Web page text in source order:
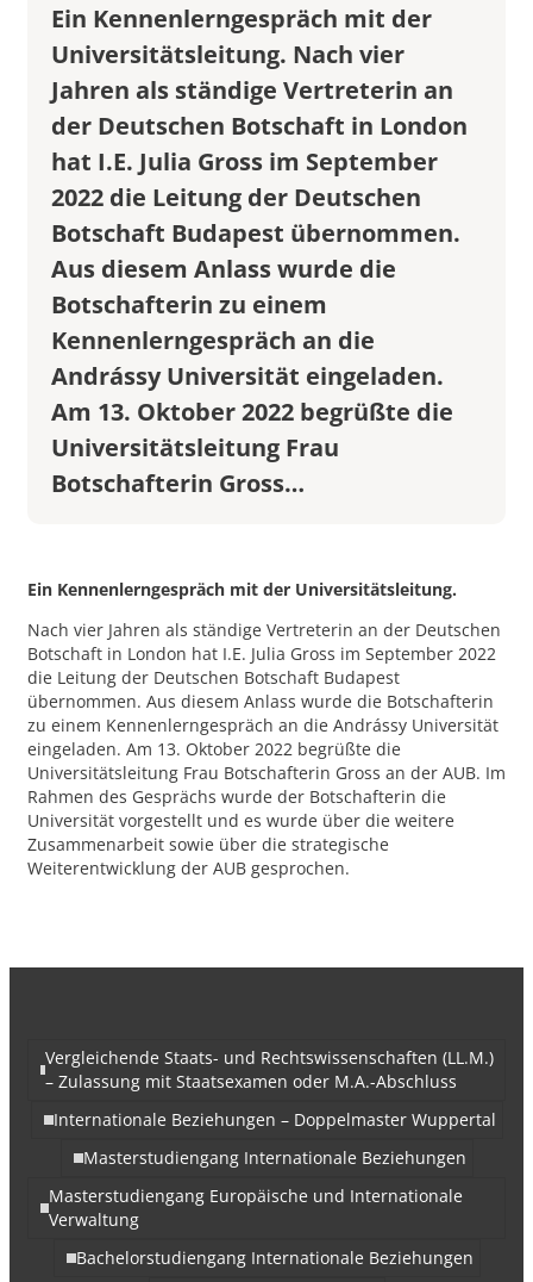
Ein Kennenlerngespräch mit der
Universitätsleitung. Nach vier
Jahren als ständige Vertreterin an
der Deutschen Botschaft in London
hat I.E. Julia Gross im September
2022 die Leitung der Deutschen
Botschaft Budapest übernommen.
Aus diesem Anlass wurde die
Botschafterin zu einem
Kennenlerngespräch an die
Andrássy Universität eingeladen.
Am 13. Oktober 2022 begrüßte die
Universitätsleitung Frau
Botschafterin Gross…
Ein Kennenlerngespräch mit der Universitätsleitung.
Nach vier Jahren als ständige Vertreterin an der Deutschen
Botschaft in London hat I.E. Julia Gross im September 2022
die Leitung der Deutschen Botschaft Budapest
übernommen. Aus diesem Anlass wurde die Botschafterin
zu einem Kennenlerngespräch an die Andrássy Universität
eingeladen. Am 13. Oktober 2022 begrüßte die
Universitätsleitung Frau Botschafterin Gross an der AUB. Im
Rahmen des Gesprächs wurde der Botschafterin die
Universität vorgestellt und es wurde über die weitere
Zusammenarbeit sowie über die strategische
Weiterentwicklung der AUB gesprochen.
Vergleichende Staats- und Rechtswissenschaften (LL.M.)
– Zulassung mit Staatsexamen oder M.A.-Abschluss
Internationale Beziehungen – Doppelmaster Wuppertal
Masterstudiengang Internationale Beziehungen
Masterstudiengang Europäische und Internationale
Verwaltung
Bachelorstudiengang Internationale Beziehungen